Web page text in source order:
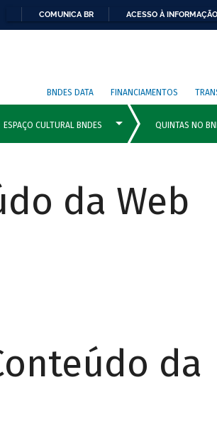
COMUNICA BR ACESSO À INFORMAÇÃO
BNDES DATA FINANCIAMENTOS
da Web
da